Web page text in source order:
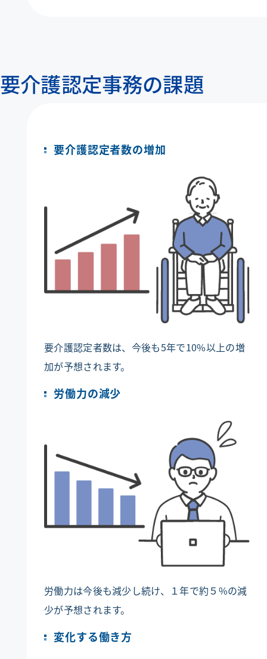
要介護認定事務の課題
要介護認定者数の増加
要介護認定者数は、今後も5年で10%以上の増
加が予想されます。
労働力の減少
労働力は今後も減少し続け、１年で約５%の減
少が予想されます。
変化する働き方